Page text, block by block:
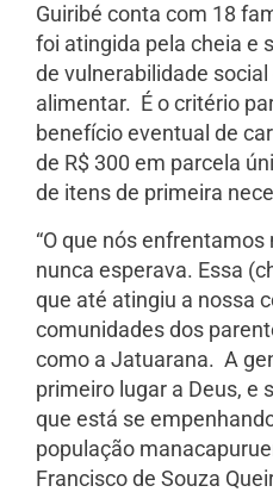
Guiribé conta com 18
foi atingida pela cheia e
de vulnerabilidade
alimentar. É o critério
benefício eventual de
de R$ 300 em parcela
de itens de primeira
“O que nós
nunca esperava. Essa
que até atingiu a nossa
comunidades dos
como a Jatuarana. A
primeiro lugar a Deus, e
que está se
população
Francisco de Souza